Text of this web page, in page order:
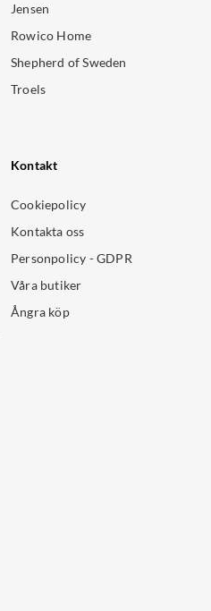
Jensen
Rowico Home
Shepherd of Sweden
Troels
Kontakt
Cookiepolicy
Kontakta oss
Personpolicy - GDPR
Våra butiker
Ångra köp